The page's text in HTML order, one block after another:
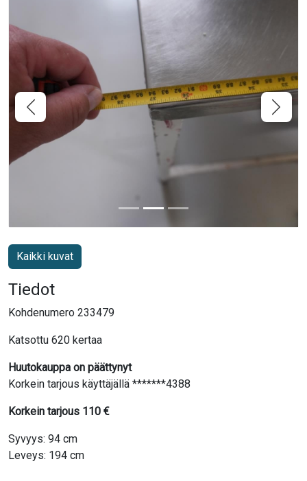
Kaikki kuvat
Tiedot
Kohdenumero 233479
Katsottu 620 kertaa
Huutokauppa on päättynyt
Korkein tarjous käyttäjällä *******4388
Korkein tarjous 110 €
Syvyys: 94 cm
Leveys: 194 cm